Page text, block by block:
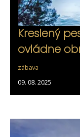
Kreslený
ovládne
zábava
09. 08. 2025